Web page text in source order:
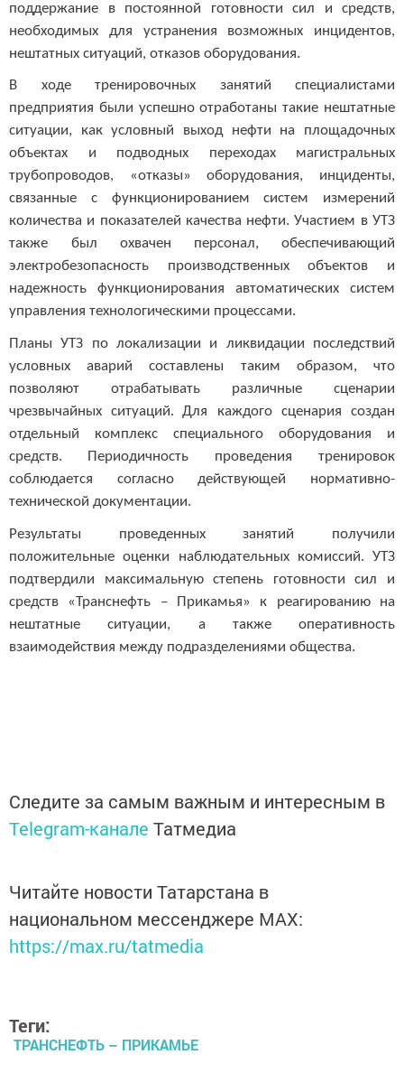
поддержание в постоянной готовности сил и средств,
необходимых для устранения возможных инцидентов,
нештатных ситуаций, отказов оборудования.
В ходе тренировочных занятий специалистами
предприятия были успешно отработаны такие нештатные
ситуации, как условный выход нефти на площадочных
объектах и подводных переходах магистральных
трубопроводов, «отказы» оборудования, инциденты,
связанные с функционированием систем измерений
количества и показателей качества нефти. Участием в УТЗ
также был охвачен
персонал, обеспечивающий
электробезопасность производственных объектов и
надежность функционирования автоматических систем
управления технологическими процессами.
Планы УТЗ по локализации и ликвидации последствий
условных аварий составлены таким образом, что
позволяют отрабатывать различные сценарии
чрезвычайных ситуаций.
Для каждого сценария создан
отдельный комплекс специального оборудования и
средств.
Периодичность проведения тренировок
соблюдается согласно действующей нормативно-
технической документации.
Результаты проведенных занятий получили
положительные оценки наблюдательных комиссий. УТЗ
подтвердили максимальную степень готовности сил и
средств «Транснефть – Прикамья» к реагированию на
нештатные ситуации, а также оперативность
взаимодействия между подразделениями общества.
Следите за самым важным и интересным в
Telegram-канале Татмедиа
Читайте новости Татарстана в
национальном мессенджере MАХ:
https://max.ru/tatmedia
Теги:
ТРАНСНЕФТЬ – ПРИКАМЬЕ